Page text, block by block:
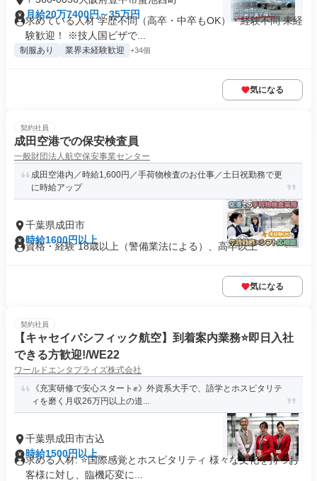
月給20万7400円～35万円
求めている人材 学歴不問（高卒・中卒もOK）・経験不問 未経
験歓迎！ ※技人国ビザで...
制服あり 業界未経験歓迎 +34個
気になる
契約社員
成田空港での保安検査員
一般財団法人航空保安事業センター
成田空港内／時給1,600円／手荷物検査のお仕事／土日祝勤務で更
に時給アップ
千葉県成田市
時給1600円以上
資格・経験 18歳以上（警備業法による）、高卒以上
気になる
契約社員
【キャセイパシフィック航空】到着案内業務⭐️即日入社
できる方歓迎!/WE22
ワールドエンタプライズ株式会社
《充実研修で安心スタート✊️》外資系大手で、語学とホスピタリテ
ィを磨く月収26万円以上の道...
千葉県成田市古込
時給1500円以上
求める人材: ⭐️国際感覚とホスピタリティ 様々な文化を持つお
客様に対し、臨機応変に...